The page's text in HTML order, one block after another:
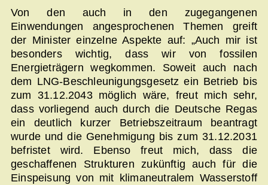
Von den auch in den zugegangenen
Einwendungen angesprochenen Themen greift
der Minister einzelne Aspekte auf: „Auch mir ist
besonders wichtig, dass wir von fossilen
Energieträgern wegkommen. Soweit auch nach
dem LNG-Beschleunigungsgesetz ein Betrieb bis
zum 31.12.2043 möglich wäre, freut mich sehr,
dass vorliegend auch durch die Deutsche Regas
ein deutlich kurzer Betriebszeitraum beantragt
wurde und die Genehmigung bis zum 31.12.2031
befristet wird. Ebenso freut mich, dass die
geschaffenen Strukturen zukünftig auch für die
Einspeisung von mit klimaneutralem Wasserstoff